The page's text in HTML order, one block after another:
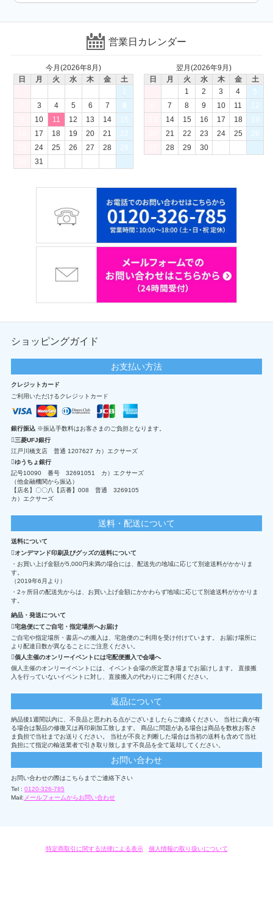
営業日カレンダー
今月(2026年8月)
日
月 火 水 木 金
土
1
3 4 5 6 7
8
10 11 12 13 14
15
17 18 19 20 21
22
24 25 26 27 28
29
31
翌月(2026年9月)
日
月 火 水 木 金
土
1
2 3 4
5
7 8 9 10 11
12
14 15 16 17 18
19
21 22 23 24 25
26
28 29 30
ショッピングガイド
お支払い方法
クレジットカード
ご利用いただけるクレジットカード
銀行振込 ※振込手数料はお客さまのご負担となります。
三菱UFJ銀行
江戸川橋支店 普通 1207627 カ）エクサーズ
ゆうちょ銀行
記号10090 番号 32691051 カ）エクサーズ
（他金融機関から振込）
【店名】〇〇八【店番】008 普通 3269105
カ）エクサーズ
送料・配送について
送料について
オンデマンド印刷及びグッズの送料について
・お買い上げ金額が5,000円未満の場合には、配送先の地域に応じて別途送料がかかりま
す。
（2019年6月より）
・2ヶ所目の配送先からは、お買い上げ金額にかかわらず地域に応じて別途送料がかかりま
す。
納品・発送について
宅急便にてご自宅・指定場所へお届け
ご自宅や指定場所・書店への搬入は、宅急便のご利用を受け付けています。 お届け場所に
より配達日数が異なることにご注意ください。
個人主催のオンリーイベントには宅配便搬入で会場へ
個人主催のオンリーイベントには、イベント会場の所定置き場までお届けします。 直接搬
入を行っていないイベントに対し、直接搬入の代わりにご利用ください。
返品について
納品後1週間以内に、不良品と思われる点がございましたらご連絡ください。 当社に責が有
る場合は製品の修復又は再印刷加工致します。 商品に問題がある場合は商品を数枚お客さ
ま負担で当社までお送りください。 当社が不良と判断した場合は当初の送料も含めて当社
負担にて指定の輸送業者で引き取り致します不良品を全て返却してください。
お問い合わせ
お問い合わせの際はこちらまでご連絡下さい
Tel : 0120-326-785
Mail: メールフォームからお問い合わせ
特定商取引に関する法律による表示/ 個人情報の取り扱いについて